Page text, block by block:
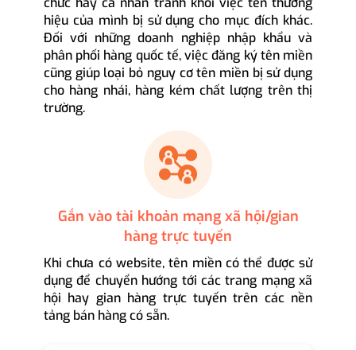
hiệu của mình bị sử dụng cho mục đích khác.
Đối với những doanh nghiệp nhập khẩu và
phân phối hàng quốc tế, việc đăng ký tên miền
cũng giúp loại bỏ nguy cơ tên miền bị sử dụng
cho hàng nhái, hàng kém chất lượng trên thị
trường.
Gắn vào tài khoản mạng xã hội/gian
hàng trực tuyến
Khi chưa có website, tên miền có thể được sử
dụng để chuyển hướng tới các trang mạng xã
hội hay gian hàng trực tuyến trên các nền
tảng bán hàng có sẵn.